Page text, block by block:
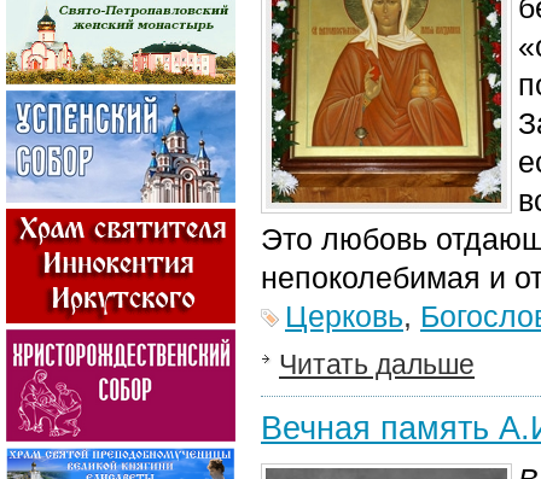
Это любовь
непоколебимая и
Церковь,
Читать дальше
Вечная память